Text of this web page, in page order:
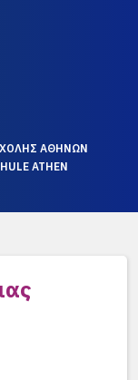
ΑΘΗΝΩΝ
ATHEN